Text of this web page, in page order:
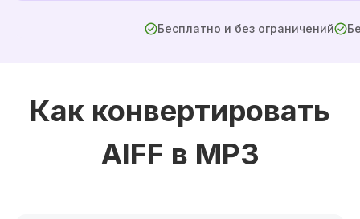
Бесплатно и без ограничений
Как конвертировать
AIFF в MP3